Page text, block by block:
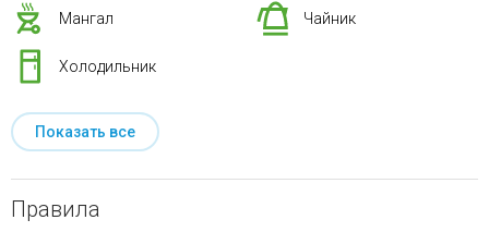
Мангал Чайник
Холодильник
Показать все
Правила